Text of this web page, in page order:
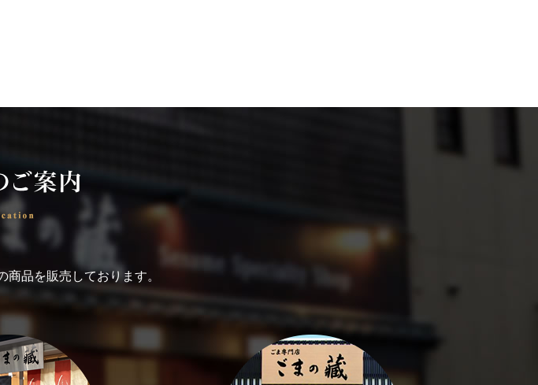
商品を販売しております。